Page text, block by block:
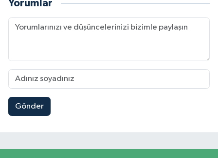
Yorumlar
Gönder